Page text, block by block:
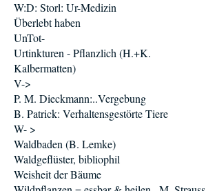
W:D: Storl: Ur-Medizin
Überlebt haben
UnTot-
Urtinkturen - Pflanzlich (H.+K.
Kalbermatten)
V->
P. M. Dieckmann:..Vergebung
B. Patrick: Verhaltensgestörte Tiere
W- >
Waldbaden (B. Lemke)
Waldgeflüster, bibliophil
Weisheit der Bäume